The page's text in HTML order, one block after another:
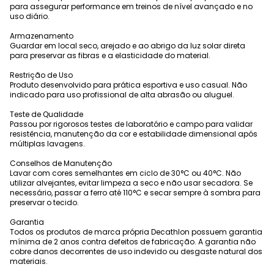
para assegurar performance em treinos de nível avançado e no
uso diário.
Armazenamento
Guardar em local seco, arejado e ao abrigo da luz solar direta
para preservar as fibras e a elasticidade do material.
Restrição de Uso
Produto desenvolvido para prática esportiva e uso casual. Não
indicado para uso profissional de alta abrasão ou aluguel.
Teste de Qualidade
Passou por rigorosos testes de laboratório e campo para validar
resistência, manutenção da cor e estabilidade dimensional após
múltiplas lavagens.
Conselhos de Manutenção
Lavar com cores semelhantes em ciclo de 30°C ou 40°C. Não
utilizar alvejantes, evitar limpeza a seco e não usar secadora. Se
necessário, passar a ferro até 110°C e secar sempre à sombra para
preservar o tecido.
Garantia
Todos os produtos de marca própria Decathlon possuem garantia
mínima de 2 anos contra defeitos de fabricação. A garantia não
cobre danos decorrentes de uso indevido ou desgaste natural dos
materiais.